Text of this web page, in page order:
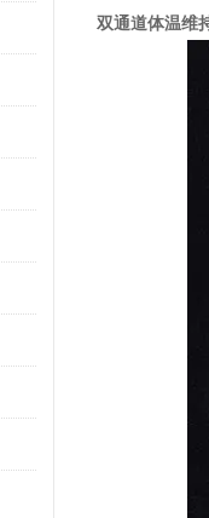
双通道体温维